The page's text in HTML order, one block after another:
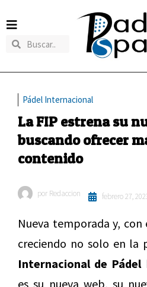
Pádel Internacional
La FIP estrena su
buscando ofrecer
contenido
por Redaccion febrero 27,
Nueva temporada y,
creciendo no solo en la
Internacional de Pádel
es su nueva web, su